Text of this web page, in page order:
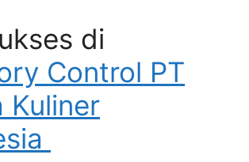
di
Control PT
Kuliner